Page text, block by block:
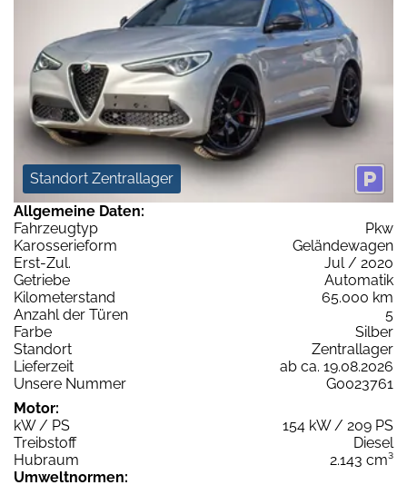
Standort Zentrallager
Allgemeine Daten:
Fahrzeugtyp
Pkw
Karosserieform
Geländewagen
Erst-Zul.
Jul / 2020
Getriebe
Automatik
Kilometerstand
65.000 km
Anzahl der Türen
5
Farbe
Silber
Standort
Zentrallager
Lieferzeit
ab ca. 19.08.2026
Unsere Nummer
G0023761
Motor:
kW / PS
154 kW / 209 PS
Treibstoff
Diesel
Hubraum
2.143 cm³
Umweltnormen: